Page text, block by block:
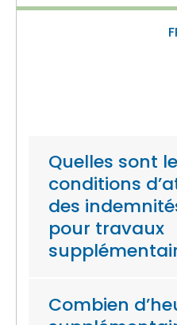
Quelles sont
conditions
des
pour travaux
Combien